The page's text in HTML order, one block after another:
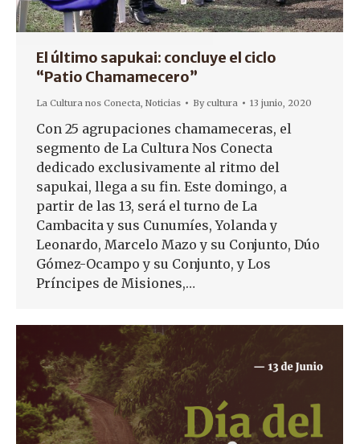
El último sapukai: concluye el ciclo
“Patio Chamamecero”
La Cultura nos Conecta, Noticias Bycultura 13 junio, 2020
Con 25 agrupaciones chamameceras, el
segmento de La Cultura Nos Conecta
dedicado exclusivamente al ritmo del
sapukai, llega a su fin. Este domingo, a
partir de las 13, será el turno de La
Cambacita y sus Cunumíes, Yolanda y
Leonardo, Marcelo Mazo y su Conjunto, Dúo
Gómez-Ocampo y su Conjunto, y Los
Príncipes de Misiones,…